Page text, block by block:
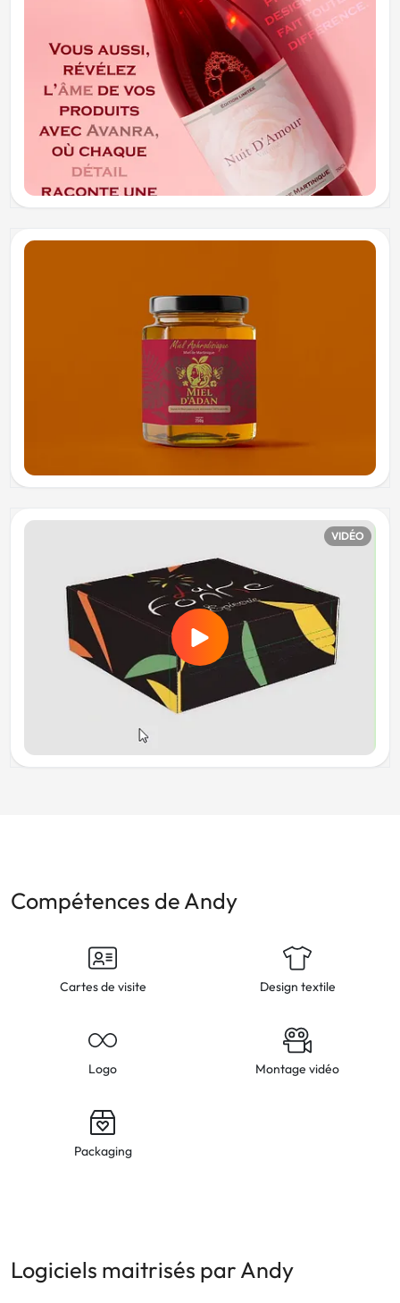
VIDÉO
Compétences de Andy
Cartes de visite Design textile
Logo Montage vidéo
Packaging
Logiciels maitrisés par Andy